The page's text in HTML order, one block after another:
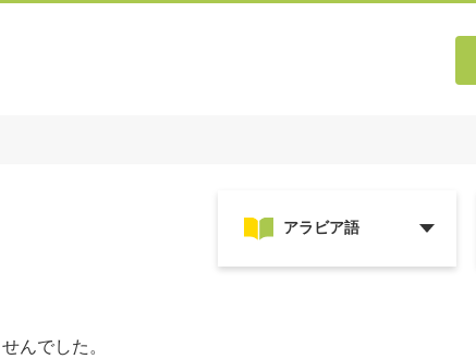
んでした。